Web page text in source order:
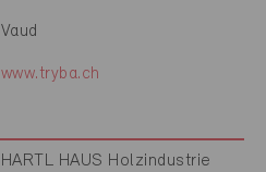
Vaud
www.tryba.ch
HARTL HAUS Holzindustrie